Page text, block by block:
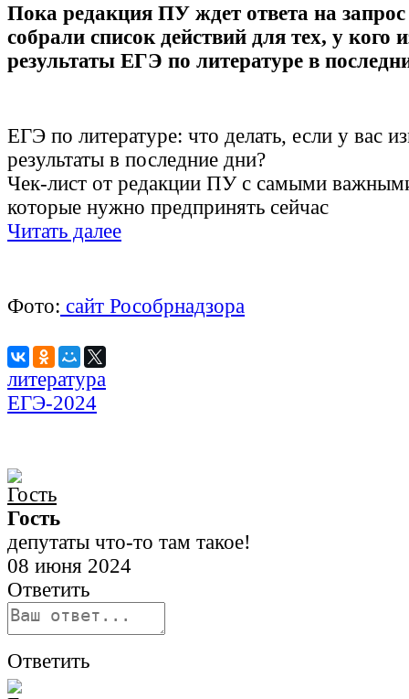
Пока редакция ПУ ждет ответа на
собрали список действий для тех, у кого
результаты ЕГЭ по литературе в
ЕГЭ по литературе: что делать, если у вас
результаты в последние дни?
Чек-лист от редакции ПУ с самыми
которые нужно предпринять сейчас
Читать далее
Фото: сайт Рособрнадзора
литература
ЕГЭ-2024
Гость
депутаты что-то там такое!
08 июня 2024
Ответить
Ответить